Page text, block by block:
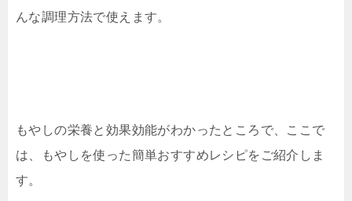
んな調理方法で使えます。
もやしの栄養と効果効能がわかったところで、ここで
は、もやしを使った簡単おすすめレシピをご紹介しま
す。